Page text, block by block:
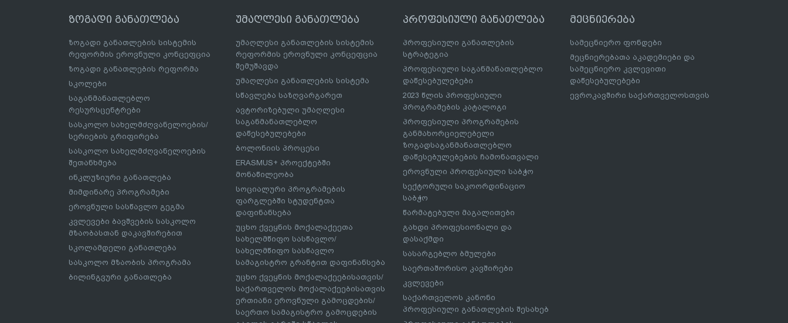
ზოგადი განათლება
ზოგადი განათლების სისტემის
რეფორმის ეროვნული კონცეფცია
ზოგადი განათლების რეფორმა
სკოლები
საგანმანათლებლო
რესურსცენტრები
სასკოლო სახელმძღვანელოების/
სერიების გრიფირება
სასკოლო სახელმძღვანელოების
შეთანხმება
ინკლუზიური განათლება
მიმდინარე პროგრამები
ეროვნული სასწავლო გეგმა
კვლევები ბავშვების სასკოლო
მზაობასთან დაკავშირებით
სკოლამდელი განათლება
სასკოლო მზაობის პროგრამა
ბილინგვური განათლება
უმაღლესი განათლება
უმაღლესი განათლების სისტემის
რეფორმის ეროვნული კონცეფცია
შემუშავდა
უმაღლესი განათლების სისტემა
სწავლება საზღვარგარეთ
ავტორიზებული უმაღლესი
საგანმანათლებლო
დაწესებულებები
ბოლონიის პროცესი
ERASMUS+ პროექტებში
მონაწილეობა
სოციალური პროგრამების
ფარგლებში სტუდენტთა
დაფინანსება
უცხო ქვეყნის მოქალაქეეთა
სახელმწიფო სასწავლო/
სახელმწიფო სასწავლო
სამაგისტრო გრანტით დაფინანსება
უცხო ქვეყნის მოქალაქეებისათვის/
საქართველოს მოქალაქეებისათვის
ერთიანი ეროვნული გამოცდების/
საერთო სამაგისტრო გამოცდების
პროფესიული განათლება
პროფესიული განათლების
სტრატეგია
პროფესიული საგანმანათლებლო
დაწესებულებები
2023 წლის პროფესიული
პროგრამების კატალოგი
პროფესიული პროგრამების
განმახორციელებელი
ზოგადსაგანმანათლებლო
დაწესებულებების ჩამონათვალი
ეროვნული პროფესიული საბჭო
სექტორული საკოორდინაციო
საბჭო
წარმატებული მაგალითები
გახდი პროფესიონალი და
დასაქმდი
სასარგებლო ბმულები
საერთაშორისო კავშირები
კვლევები
საქართველოს კანონი
პროფესიული განათლების შესახებ
მეცნიერება
სამეცნიერო ფონდები
მეცნიერებათა აკადემიები და
სამეცნიერო კვლევითი
დაწესებულებები
ევროკავშირი საქართველოსთვის